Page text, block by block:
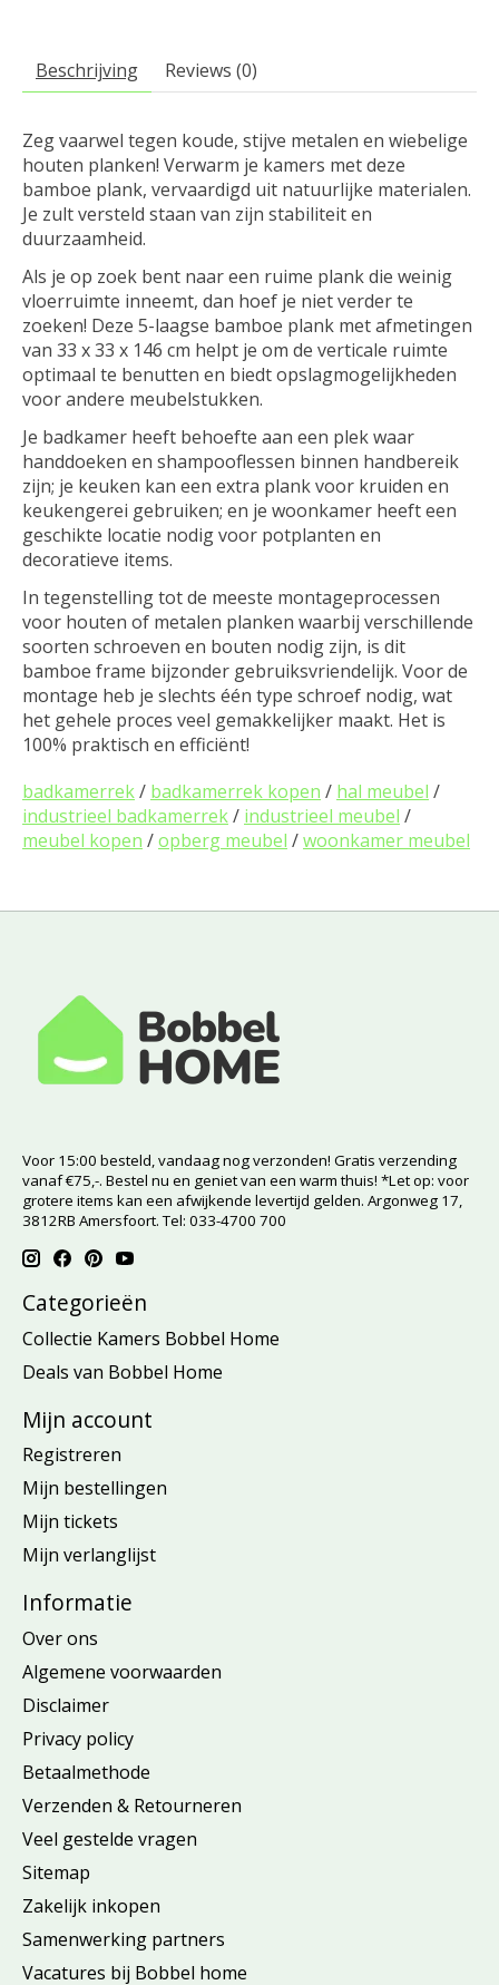
Beschrijving Reviews (0)
Zeg vaarwel tegen koude, stijve metalen en wiebelige
houten planken! Verwarm je kamers met deze
bamboe plank, vervaardigd uit natuurlijke materialen.
Je zult versteld staan van zijn stabiliteit en
duurzaamheid.
Als je op zoek bent naar een ruime plank die weinig
vloerruimte inneemt, dan hoef je niet verder te
zoeken! Deze 5-laagse bamboe plank met afmetingen
van 33 x 33 x 146 cm helpt je om de verticale ruimte
optimaal te benutten en biedt opslagmogelijkheden
voor andere meubelstukken.
Je badkamer heeft behoefte aan een plek waar
handdoeken en shampooflessen binnen handbereik
zijn; je keuken kan een extra plank voor kruiden en
keukengerei gebruiken; en je woonkamer heeft een
geschikte locatie nodig voor potplanten en
decoratieve items.
In tegenstelling tot de meeste montageprocessen
voor houten of metalen planken waarbij verschillende
soorten schroeven en bouten nodig zijn, is dit
bamboe frame bijzonder gebruiksvriendelijk. Voor de
montage heb je slechts één type schroef nodig, wat
het gehele proces veel gemakkelijker maakt. Het is
100% praktisch en efficiënt!
badkamerrek/ badkamerrek kopen / hal meubel /
industrieel badkamerrek/ industrieel meubel /
meubel kopen /opberg meubel /woonkamer meubel
Voor 15:00 besteld, vandaag nog verzonden! Gratis verzending
vanaf €75,-. Bestel nu en geniet van een warm thuis! *Let op: voor
grotere items kan een afwijkende levertijd gelden. Argonweg 17,
3812RB Amersfoort. Tel: 033-4700 700
Categorieën
Collectie Kamers Bobbel Home
Deals van Bobbel Home
Mijn account
Registreren
Mijn bestellingen
Mijn tickets
Mijn verlanglijst
Informatie
Over ons
Algemene voorwaarden
Disclaimer
Privacy policy
Betaalmethode
Verzenden & Retourneren
Veel gestelde vragen
Sitemap
Zakelijk inkopen
Samenwerking partners
Vacatures bij Bobbel home